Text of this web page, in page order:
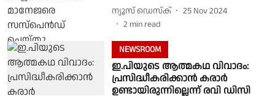
ന്യൂസ് ഡെസ്ക്
25 Nov 2024
2 min read
NEWSROOM
ഇ.പിയുടെ ആത്മകഥ വിവാദം:
പ്രസിദ്ധീകരിക്കാൻ കരാർ
ഉണ്ടായിരുന്നില്ലെന്ന് രവി ഡിസി